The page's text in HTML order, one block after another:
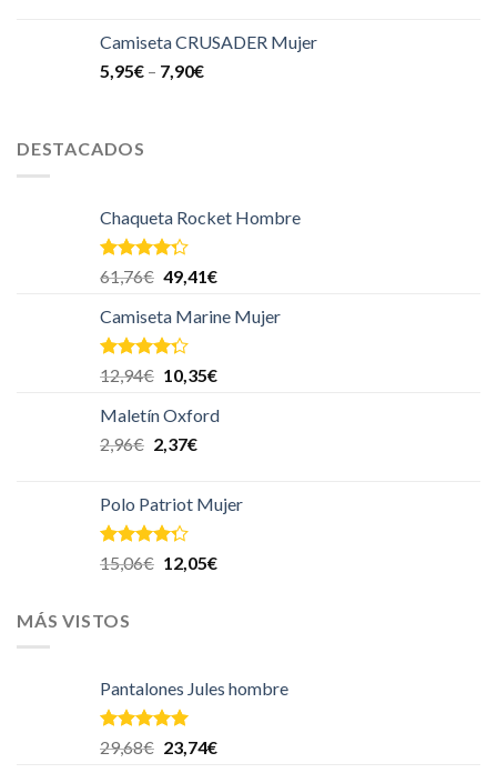
Camiseta CRUSADER Mujer
5,95€ – 7,90€
DESTACADOS
Chaqueta Rocket Hombre
Valorado
en
de 5
61,76€ 49,41€
Camiseta Marine Mujer
Valorado
en
de 5
12,94€ 10,35€
Maletín Oxford
2,96€ 2,37€
Polo Patriot Mujer
Valorado
en
15,06€ 12,05€
MÁS VISTOS
Pantalones Jules hombre
Valorado en
5.00
29,68€ 23,74€